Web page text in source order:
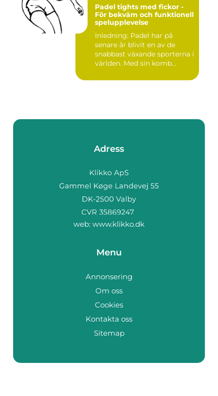
Padel tights med fickor -
För bekväm och funktionell
spelupplevelse
Inledning: Padel har på
senare år blivit en av de
snabbast växande sporterna i
världen. Med sin komb...
Adress
web: www.klikko.dk
Menu
Annonsering
Om oss
Cookies
Kontakta oss
Sitemap